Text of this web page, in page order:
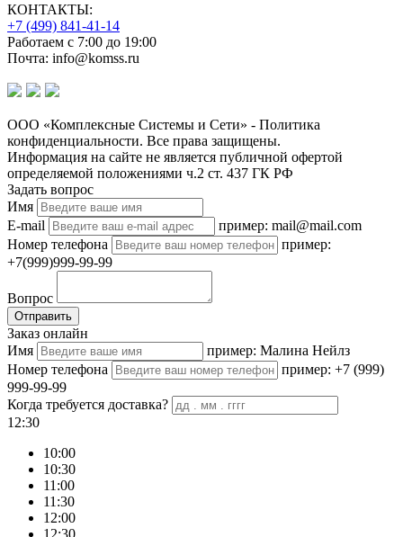
КОНТАКТЫ:
+7 (499) 841-41-14
Работаем с 7:00 до 19:00
Почта: info@komss.ru
ООО «Комплексные Системы и Сети» - Политика
конфиденциальности. Все права защищены.
Информация на сайте не является публичной офертой
определяемой положениями ч.2 ст. 437 ГК РФ
Задать вопрос
Имя
E-mail
пример: mail@mail.com
Номер телефона
пример:
+7(999)999-99-99
Вопрос
Отправить
Заказ онлайн
Имя
пример: Малина Нейлз
Номер телефона
пример: +7 (999)
999-99-99
Когда требуется доставка?
12:30
10:00
10:30
11:00
11:30
12:00
12:30